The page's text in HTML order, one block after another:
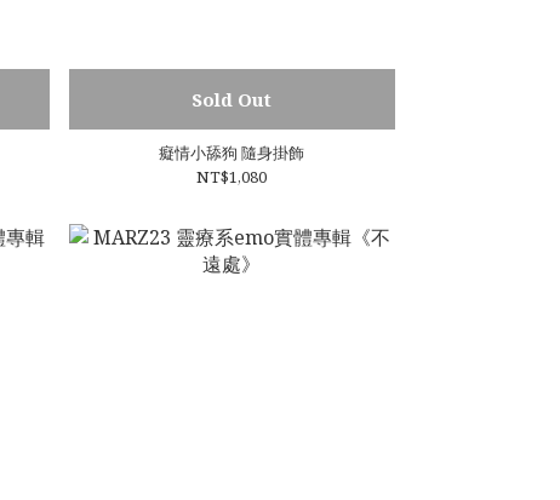
Sold Out
癡情小舔狗 隨身掛飾
NT$1,080